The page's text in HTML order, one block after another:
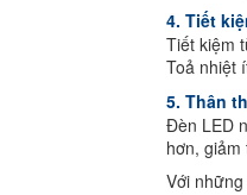
4. Tiết
Tiết kiệm
Toả nhiệt
5. Thân
Đèn LED
hơn,
Với